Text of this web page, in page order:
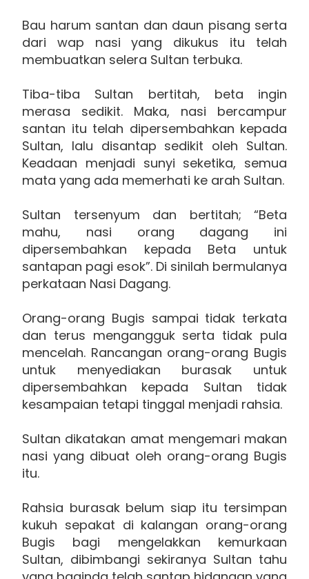
Bau harum santan dan daun pisang serta
dari wap nasi yang dikukus itu telah
membuatkan selera Sultan terbuka.
Tiba-tiba Sultan bertitah, beta ingin
merasa sedikit. Maka, nasi bercampur
santan itu telah dipersembahkan kepada
Sultan, lalu disantap sedikit oleh Sultan.
Keadaan menjadi sunyi seketika, semua
mata yang ada memerhati ke arah Sultan.
Sultan tersenyum dan bertitah; “Beta
mahu, nasi orang dagang ini
dipersembahkan kepada Beta untuk
santapan pagi esok”. Di sinilah bermulanya
perkataan Nasi Dagang.
Orang-orang Bugis sampai tidak terkata
dan terus mengangguk serta tidak pula
mencelah. Rancangan orang-orang Bugis
untuk menyediakan burasak untuk
dipersembahkan kepada Sultan tidak
kesampaian tetapi tinggal menjadi rahsia.
Sultan dikatakan amat mengemari makan
nasi yang dibuat oleh orang-orang Bugis
itu.
Rahsia burasak belum siap itu tersimpan
kukuh sepakat di kalangan orang-orang
Bugis bagi mengelakkan kemurkaan
Sultan, dibimbangi sekiranya Sultan tahu